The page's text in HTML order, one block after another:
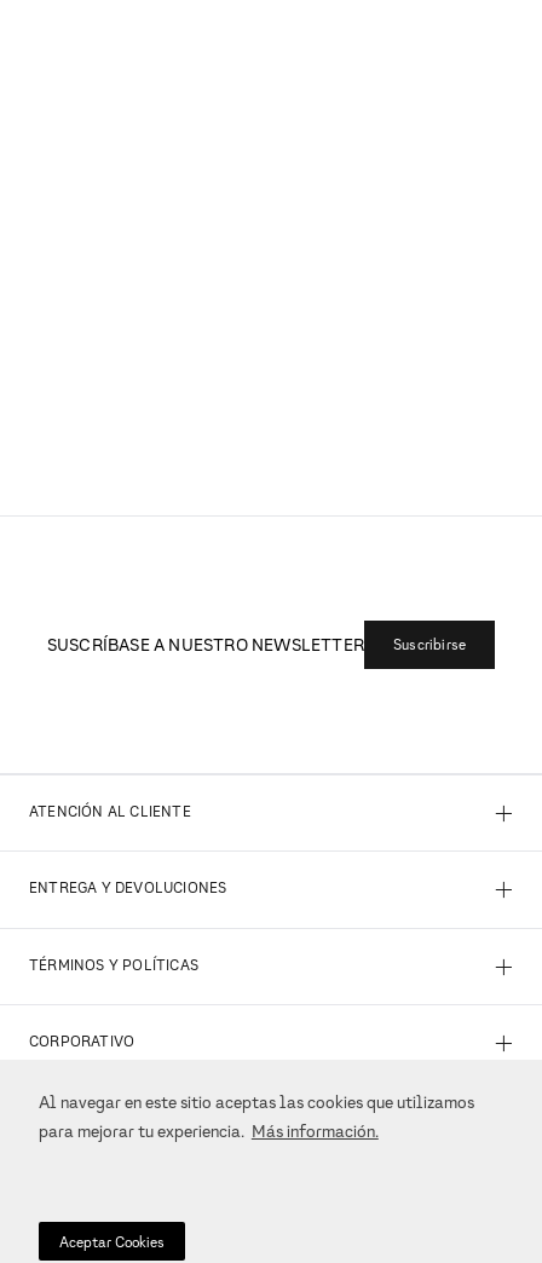
Al navegar en este sitio aceptas las cookies que utilizamos
para mejorar tu experiencia. Más información.
Aceptar Cookies
SUSCRÍBASE A NUESTRO NEWSLETTER Suscribirse
ATENCIÓN AL CLIENTE +
ENTREGA Y DEVOLUCIONES +
TÉRMINOS Y POLÍTICAS +
CORPORATIVO +
REDES SOCIALES